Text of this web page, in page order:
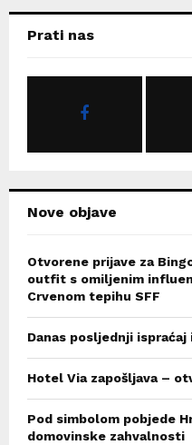
hPrati nas
Nove objave
Otvorene prijave za
outfit s omiljenim
Crvenom tepihu SFF
Danas posljednji
Hotel Via zapošljava –
Pod simbolom pobjede
domovinske zahvalnosti